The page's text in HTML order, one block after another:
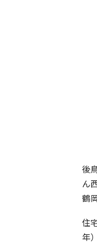
後
ん
鶴
住
年